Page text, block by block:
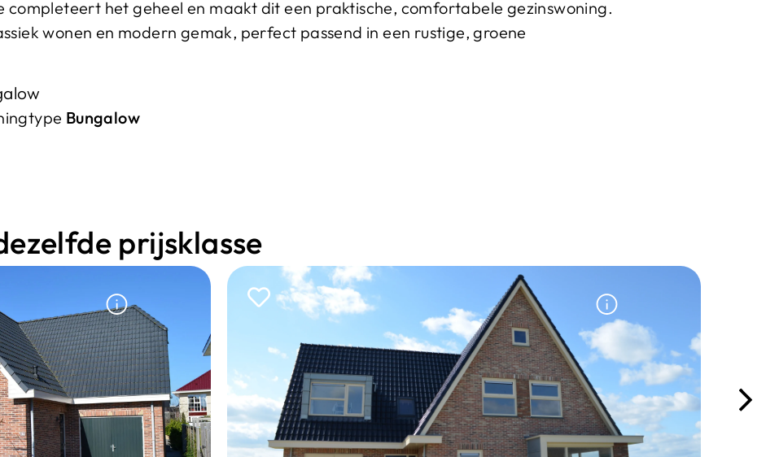
het geheel en maakt dit een praktische, comfortabele gezinswoning.
wonen en modern gemak, perfect passend in een rustige, groene
Bungalow
prijsklasse